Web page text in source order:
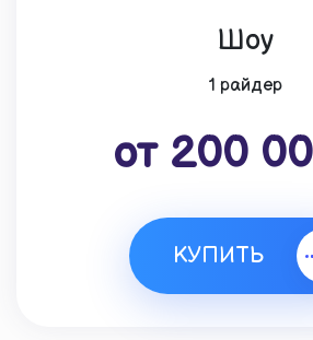
Шоу
1 райдер
от 200
КУПИТЬ